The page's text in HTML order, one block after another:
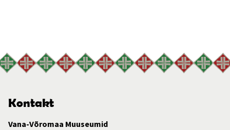
Kontakt
Vana-Võromaa Muuseumid